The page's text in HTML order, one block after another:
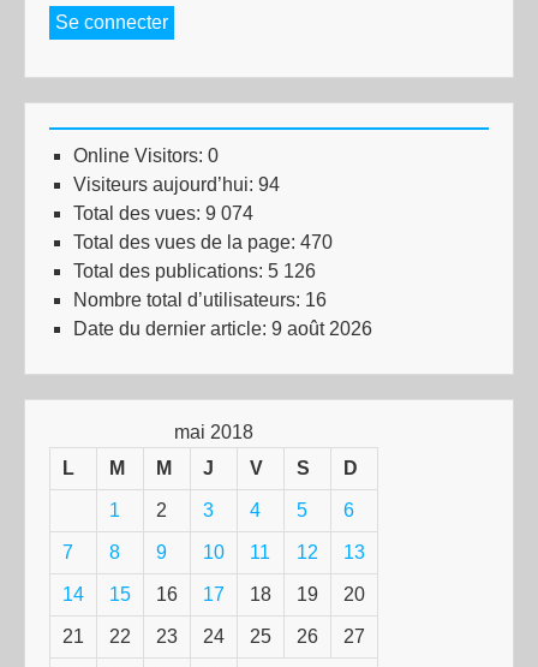
Se connecter
Online Visitors: 0
Visiteurs aujourd’hui: 94
Total des vues: 9 074
Total des vues de la page: 470
Total des publications: 5 126
Nombre total d’utilisateurs: 16
Date du dernier article: 9 août 2026
mai 2018
L
M M J V S D
1 2 3 4 5 6
7 8 9 10 11 12 13
14 15 16 17 18 19 20
21 22 23 24 25 26 27